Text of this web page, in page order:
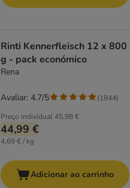
Rinti Kennerfleisch 12 x 800
g - pack económico
Rena
Preço individual45,98 €
44,99 €
4,69 € / kg
Avaliar: 4.7/5 (1844)
Adicionar ao carrinho